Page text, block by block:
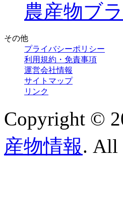
農産物ブ
その他
プライバシーポリシー
利用規約・免責事項
運営会社情報
サイトマップ
リンク
Copyright ©
産物情報. All